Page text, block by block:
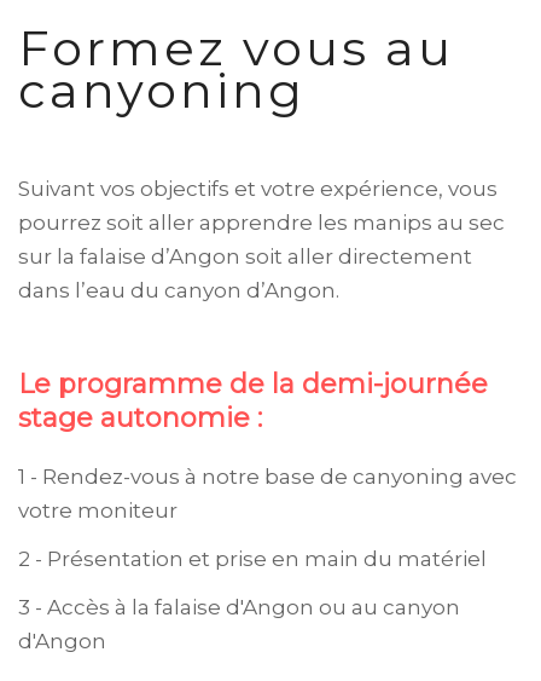
Formez vous au
canyoning
Suivant vos objectifs et votre expérience, vous
pourrez soit aller apprendre les manips au sec
sur la falaise d’Angon soit aller directement
dans l’eau du canyon d’Angon.
Le programme de la demi-journée
stage autonomie :
1 - Rendez-vous à notre base de canyoning avec
votre moniteur
2 - Présentation et prise en main du matériel
3 - Accès à la falaise d'Angon ou au canyon
d'Angon